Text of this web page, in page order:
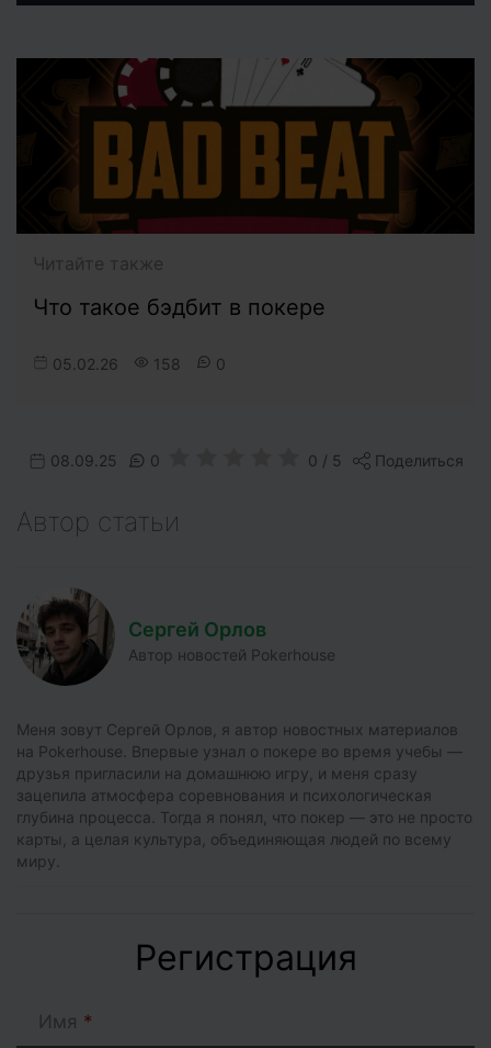
Читайте также
Что такое бэдбит в покере
05.02.26 158 0
08.09.25 0 0 / 5 Поделиться
Автор статьи
Сергей Орлов
Автор новостей Pokerhouse
Меня зовут Сергей Орлов, я автор новостных материалов
на Pokerhouse. Впервые узнал о покере во время учебы —
друзья пригласили на домашнюю игру, и меня сразу
зацепила атмосфера соревнования и психологическая
глубина процесса. Тогда я понял, что покер — это не просто
карты, а целая культура, объединяющая людей по всему
миру.
Регистрация
Имя